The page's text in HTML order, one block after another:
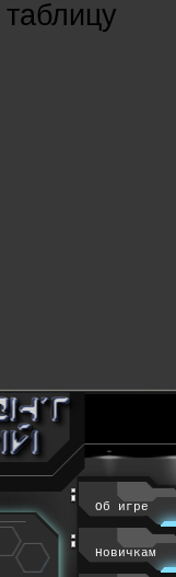
Об игре
Новичкам